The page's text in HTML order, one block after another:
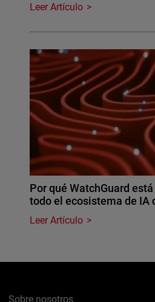
Leer Artículo
Por qué WatchGuard
todo el ecosistema de IA
Leer Artículo
Sobre nosotros